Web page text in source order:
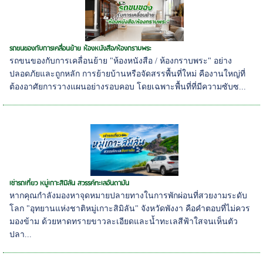
รถขนของกับการเคลื่อนย้าย ห้องหนังสือ/ห้องกราบพระ
รถขนของกับการเคลื่อนย้าย "ห้องหนังสือ / ห้องกราบพระ" อย่าง
ปลอดภัยและถูกหลัก การย้ายบ้านหรือจัดสรรพื้นที่ใหม่ คืองานใหญ่ที่
ต้องอาศัยการวางแผนอย่างรอบคอบ โดยเฉพาะพื้นที่ที่มีความซับซ...
เช่ารถเที่ยว หมู่เกาะสิมิลัน สวรรค์ทะเลอันดามัน
หากคุณกำลังมองหาจุดหมายปลายทางในการพักผ่อนที่สวยงามระดับ
โลก "อุทยานแห่งชาติหมู่เกาะสิมิลัน" จังหวัดพังงา คือคำตอบที่ไม่ควร
มองข้าม ด้วยหาดทรายขาวละเอียดและน้ำทะเลสีฟ้าใสจนเห็นตัว
ปลา...